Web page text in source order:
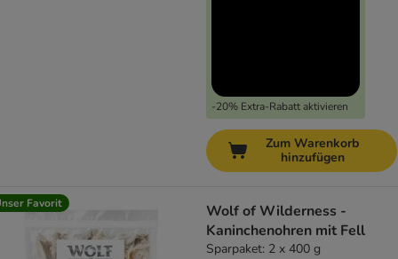
-20% Extra-Rabatt aktivieren
Zum Warenkorb
hinzufügen
Favorit
Wolf of Wilderness -
Kaninchenohren mit Fell
Sparpaket: 2 x 400 g